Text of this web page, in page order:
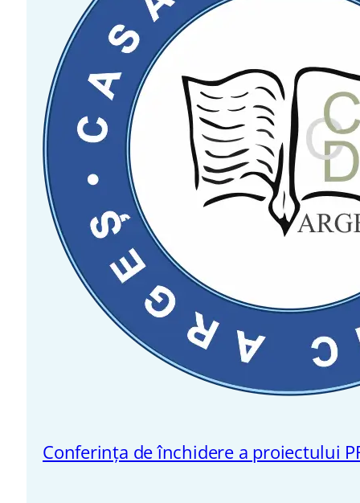
Conferința de închidere a proiectului